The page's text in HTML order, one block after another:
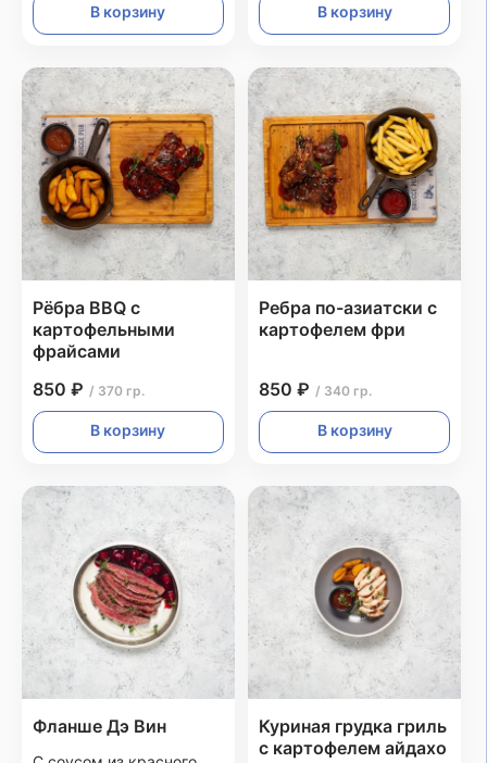
В корзину В корзину
Рёбра BBQ с
картофельными
фрайсами
850 ₽ / 370 гр.
В корзину
Ребра по-азиатски с
картофелем фри
850 ₽ / 340 гр.
В корзину
Фланше Дэ Вин
Куриная грудка гриль
с картофелем айдахо